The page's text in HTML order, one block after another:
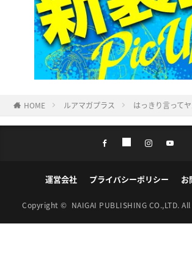
HOME ルアマガプラス はっきり言って
運営会社 プライバシーポリシー お
Copyright © NAIGAI PUBLISHING CO.,LTD.